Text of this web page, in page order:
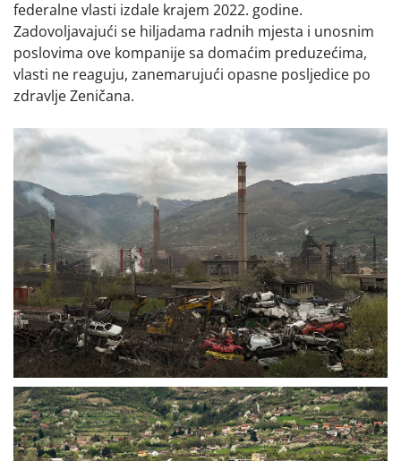
federalne vlasti izdale krajem 2022. godine.
Zadovoljavajući se hiljadama radnih mjesta i unosnim
poslovima ove kompanije sa domaćim preduzećima,
vlasti ne reaguju, zanemarujući opasne posljedice po
zdravlje Zeničana.